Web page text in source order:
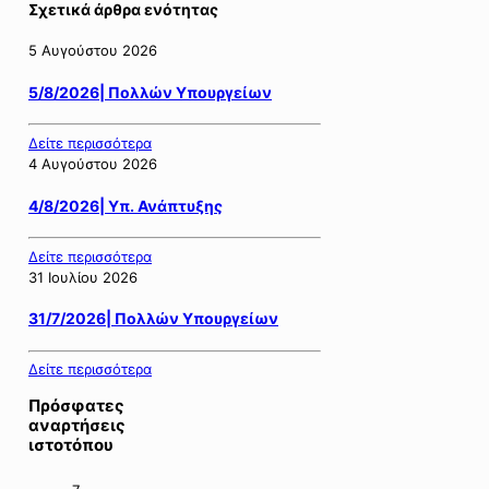
Σχετικά άρθρα ενότητας
5 Αυγούστου 2026
5/8/2026| Πολλών Υπουργείων
Δείτε περισσότερα
4 Αυγούστου 2026
4/8/2026| Υπ. Ανάπτυξης
Δείτε περισσότερα
31 Ιουλίου 2026
31/7/2026| Πολλών Υπουργείων
Δείτε περισσότερα
Πρόσφατες
αναρτήσεις
ιστοτόπου